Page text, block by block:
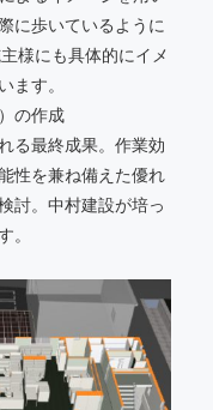
に歩いているように
様にも具体的にイメ
ます。
の作成
る最終成果。作業効
性を兼ね備えた優れ
討。中村建設が培っ
。